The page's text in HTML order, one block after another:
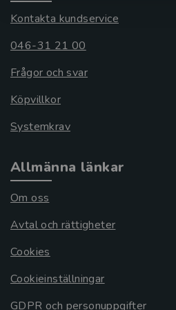
Kontakta kundservice
046-31 21 00
Frågor och svar
Köpvillkor
Systemkrav
Allmänna länkar
Om oss
Avtal och rättigheter
Cookies
Cookieinställningar
GDPR och personuppgifter